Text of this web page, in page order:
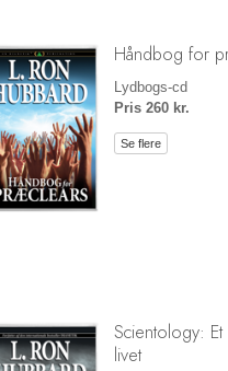
Håndbog for
Lydbogs-cd
Pris 260 kr.
Se flere
Scientology: Et
livet